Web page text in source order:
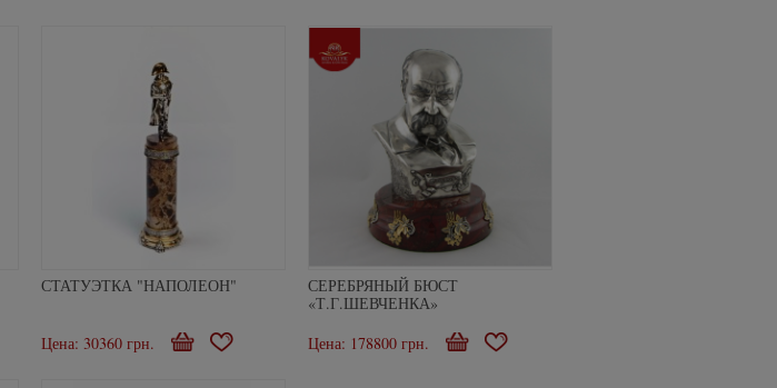
СТАТУЭТКА "НАПОЛЕОН"
Цена: 30360 грн.
В
В
СЕРЕБРЯНЫЙ БЮСТ
«Т.Г.ШЕВЧЕНКА»
Цена: 178800 грн.
В
В